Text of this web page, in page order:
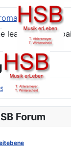
Forum
R.A.E.
leading ESL